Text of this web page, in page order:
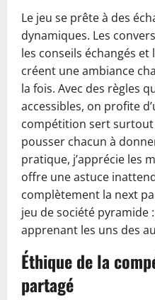
Le jeu se prête à des
dynamiques. Les
les conseils échangés
créent une ambiance
la fois. Avec des règles
accessibles, on profite
compétition sert
pousser chacun à
pratique, j’apprécie les
offre une astuce
complètement la next
jeu de société pyramide
apprenant les uns des
Éthique de la
partagé